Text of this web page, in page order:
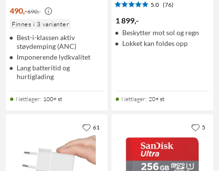
490,-690,-
Finnes i 3 varianter
Best-i-klassen aktiv
støydemping (ANC)
Imponerende lydkvalitet
Lang batteritid og
hurtiglading
Nettlager: 100+ st
5.0 (76)
1 899,-
Beskytter mot sol og regn
Lokket kan foldes opp
Nettlager: 20+ st
61 5